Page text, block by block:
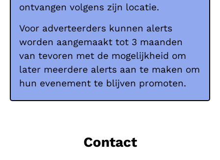
ontvangen volgens zijn locatie.
Voor adverteerders kunnen alerts
worden aangemaakt tot 3 maanden
van tevoren met de mogelijkheid om
later meerdere alerts aan te maken om
hun evenement te blijven promoten.
Contact